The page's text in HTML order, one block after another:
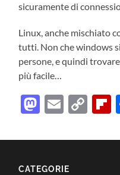
sicuramente di
Linux, anche mischiato
tutti. Non che windows
persone, e quindi
più facile…
Email
CATEGORIE